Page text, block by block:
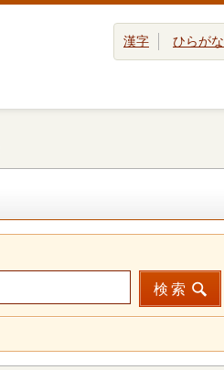
漢字 ひらがな
検索